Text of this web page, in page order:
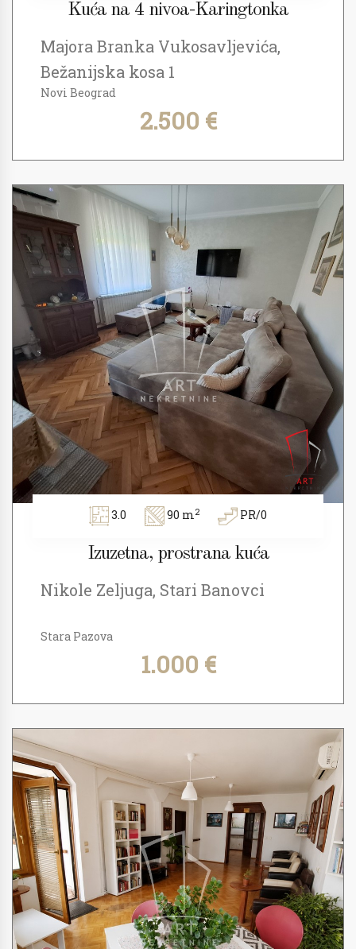
Kuća na 4 nivoa-Karingtonka
Majora Branka Vukosavljevića,
Bežanijska kosa 1
Novi Beograd
2.500 €
3.0 90 m2 PR/0
Izuzetna, prostrana kuća
Nikole Zeljuga, Stari Banovci
Stara Pazova
1.000 €